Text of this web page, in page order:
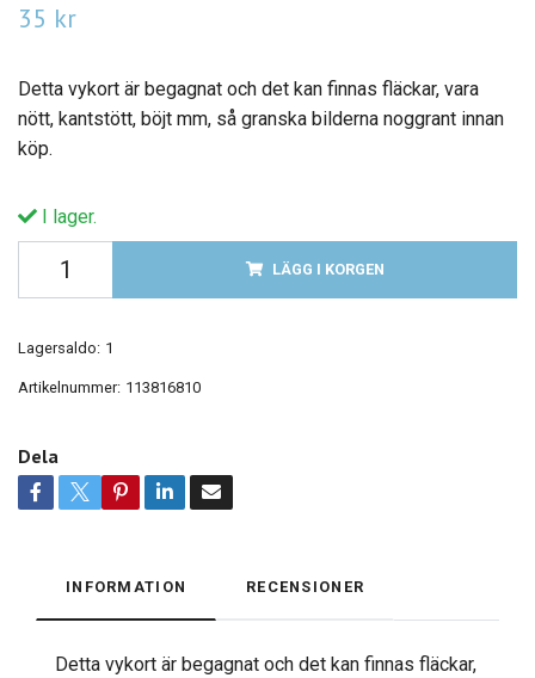
35 kr
Detta vykort är begagnat och det kan finnas fläckar, vara
nött, kantstött, böjt mm, så granska bilderna noggrant innan
köp.
I lager.
LÄGG I KORGEN
Lagersaldo: 1
Artikelnummer: 113816810
Dela
INFORMATION RECENSIONER
Detta vykort är begagnat och det kan finnas fläckar,